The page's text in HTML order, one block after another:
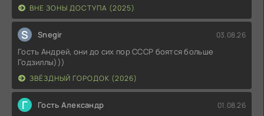
ВНЕ ЗОНЫ ДОСТУПА (2025)
S Snegir 03.08.26
Гость Андрей, они до сих пор СССР боятся больше
Годзиллы)))
ЗВЁЗДНЫЙ ГОРОДОК (2026)
Г Гость Александр 01.08.26